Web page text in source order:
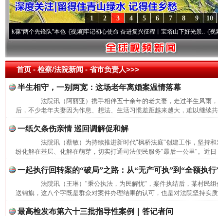
10
9
8
7
6
5
4
3
2
1
两个先锋队”本色·[视频]牢记初心使命 奋进复兴征程丨宝塔山下好光景..·[视频]因党
首页- 检察/法院新闻 -省市负责人>>>
半生相守，一别两宽：这场老年离婚案温情落幕
法院讯（阿丽亚）携手相伴五十余年的老夫妻，走过半生风雨
后，不少老年夫妻因为作息、想法、生活习惯差距越来越大，难以继续
一纸欠条伤亲情 巡回调解促和解
法院讯（蔡敏）为持续推进新时代"枫桥法庭"创建工作，坚持和
纷化解在基层、化解在萌芽，切实打通司法便民服务"最后一公里"。近
一起执行回转案的“破局”之路：从“无产可执”到“全额执行
法院讯（王琳）"秉公执法，为民解忧"，案件执结后，某村民组
送锦旗，这八个字既是群众对案件办理结果的认可，也是对法院坚持实
最高检发布第六十三批指导性案例｜答记者问